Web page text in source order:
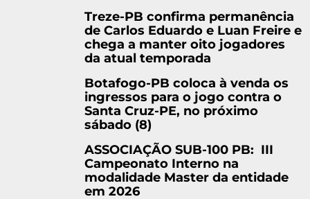
Treze-PB confirma permanência
de Carlos Eduardo e Luan Freire e
chega a manter oito jogadores
da atual temporada
Botafogo-PB coloca à venda os
ingressos para o jogo contra o
Santa Cruz-PE, no próximo
sábado (8)
ASSOCIAÇÃO SUB-100 PB: III
Campeonato Interno na
modalidade Master da entidade
em 2026